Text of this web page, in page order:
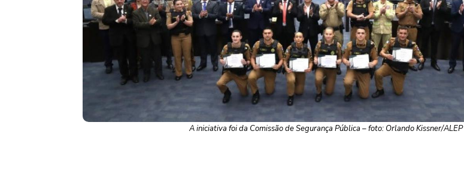
A iniciativa foi da Comissão de Segurança Pública – foto: Orlando Kissner/ALEP